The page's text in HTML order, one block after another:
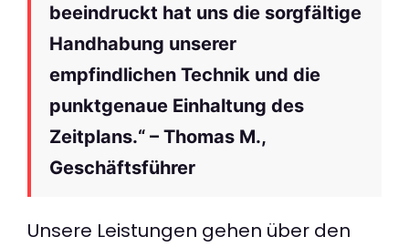
beeindruckt hat uns die sorgfältige
Handhabung unserer
empfindlichen Technik und die
punktgenaue Einhaltung des
Zeitplans.“ – Thomas M.,
Geschäftsführer
Unsere Leistungen gehen über den